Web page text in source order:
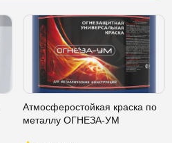
Атмосферостойкая краска по
металлу ОГНЕЗА-УМ